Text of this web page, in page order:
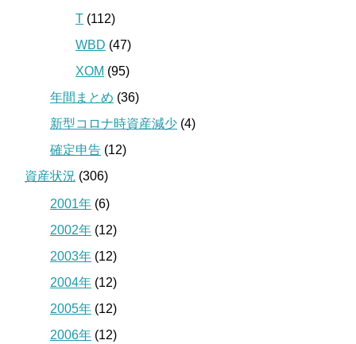
T (112)
WBD (47)
XOM (95)
年間まとめ (36)
新型コロナ時資産減少 (4)
確定申告 (12)
資産状況 (306)
2001年 (6)
2002年 (12)
2003年 (12)
2004年 (12)
2005年 (12)
2006年 (12)